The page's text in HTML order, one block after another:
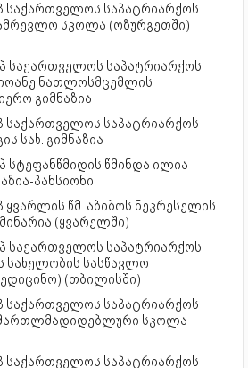
საქართველოს საპატრიარქოს
სკოლა (ოზურგეთში)
საქართველოს საპატრიარქოს
ნათლოსმცემლის
გიმნაზია
საქართველოს საპატრიარქოს
სახ. გიმნაზია
სტეფანწმიდის წმინდა ილია
პანსიონი
ყვარლის წმ. აბიბოს ნეკრესელის
(ყვარელში)
საქართველოს საპატრიარქოს
სახელობის სასწავლო
(თბილისში)
საქართველოს საპატრიარქოს
მართლმადიდებლური სკოლა
საქართველოს საპატრიარქოს